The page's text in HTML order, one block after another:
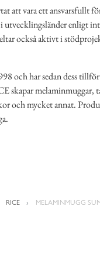
att vara ett ansvarsfullt
utvecklingsländer enligt
också aktivt i
och har sedan dess
skapar melaminmuggar,
och mycket annat.
RICE MELAMINMUGG